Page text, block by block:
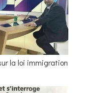
la loi immigration